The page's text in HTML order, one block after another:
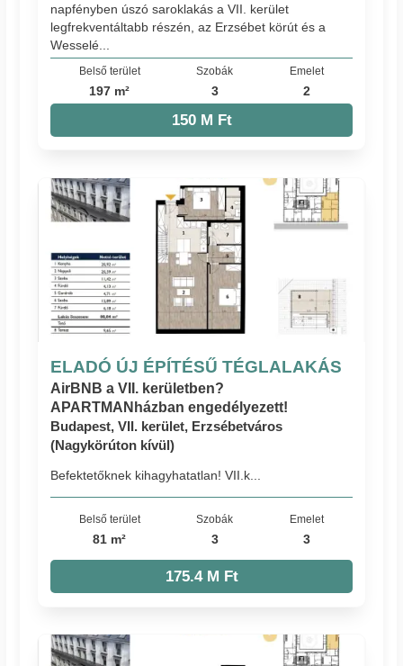
napfényben úszó saroklakás a VII. kerület
legfrekventáltabb részén, az Erzsébet körút és a
Wesselé...
Belső terület
197 m²
Szobák
3
Emelet
2
150 M Ft
ELADÓ ÚJ ÉPÍTÉSŰ TÉGLALAKÁS
AirBNB a VII. kerületben?
APARTMANházban engedélyezett!
Budapest, VII. kerület, Erzsébetváros
(Nagykörúton kívül)
Befektetőknek kihagyhatatlan! VII.k...
Belső terület
81 m²
Szobák
3
Emelet
3
175.4 M Ft